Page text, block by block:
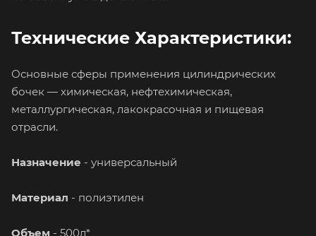
Технические Характеристики:
Основные сферы применения цилиндрических
бочек — химическая, нефтехимическая,
металлургическая, лакокрасочная и пищевая
отрасли.
Назначение - универсальный
Материал - полиэтилен
Объем - 500л*